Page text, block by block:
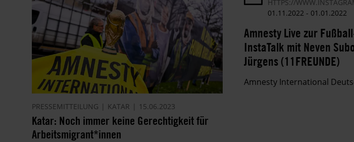
PRESSEMITTEILUNG KATAR 15.06.2023
Katar: Noch immer keine Gerechtigkeit für
Arbeitsmigrant*innen
HTTPS://
01.11.2022 - 01.01.2022
Amnesty Live zur
InstaTalk mit Neven
Jürgens (11FREUNDE)
Amnesty International